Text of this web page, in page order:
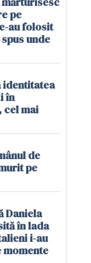
pe
au folosit
unde
identitatea
în
cel mai
de
pe
Daniela
în lada
i-au